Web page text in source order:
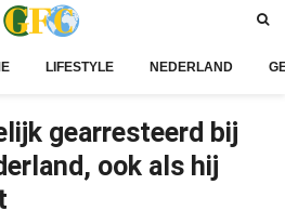
LIFESTYLE NEDERLAND
gearresteerd bij
ook als hij